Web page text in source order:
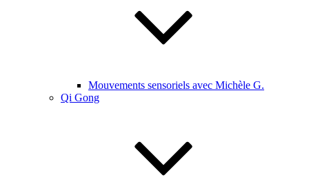
Mouvements sensoriels avec Michèle G.
Qi Gong